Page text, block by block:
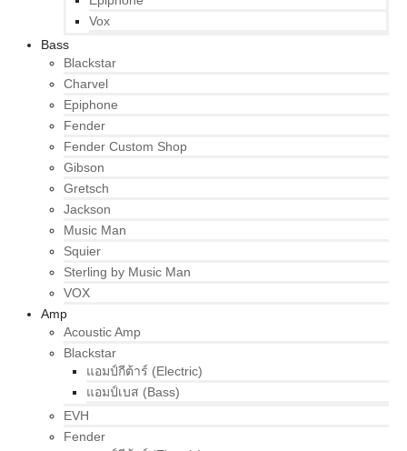
Vox
Bass
Blackstar
Charvel
Epiphone
Fender
Fender Custom Shop
Gibson
Gretsch
Jackson
Music Man
Squier
Sterling by Music Man
VOX
Amp
Acoustic Amp
Blackstar
แอมป์กีต้าร์ (Electric)
แอมป์เบส (Bass)
EVH
Fender